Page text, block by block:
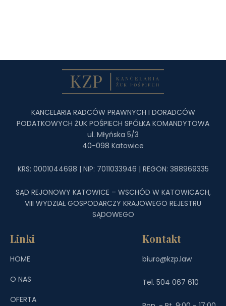
KANCELARIA RADCÓW PRAWNYCH I DORADCÓW
PODATKOWYCH ŻUK POŚPIECH SPÓŁKA KOMANDYTOWA
ul. Młyńska 5/3
40-098 Katowice
KRS: 0001044698 | NIP: 7011033946 | REGON: 388969335
SĄD REJONOWY KATOWICE – WSCHÓD W KATOWICACH,
VIII WYDZIAŁ GOSPODARCZY KRAJOWEGO REJESTRU
SĄDOWEGO
Kontakt
biuro@kzp.law
Tel. 504 067 610
Linki
HOME
O NAS
OFERTA